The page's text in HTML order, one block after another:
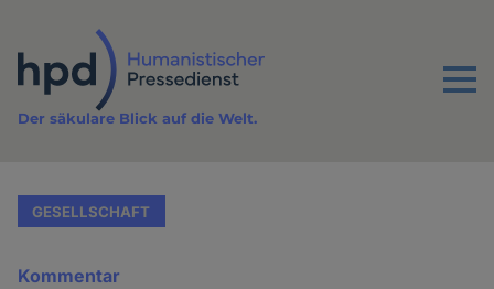
Inhalt
Menu
Der säkulare Blick auf die Welt.
GESELLSCHAFT
Kommentar